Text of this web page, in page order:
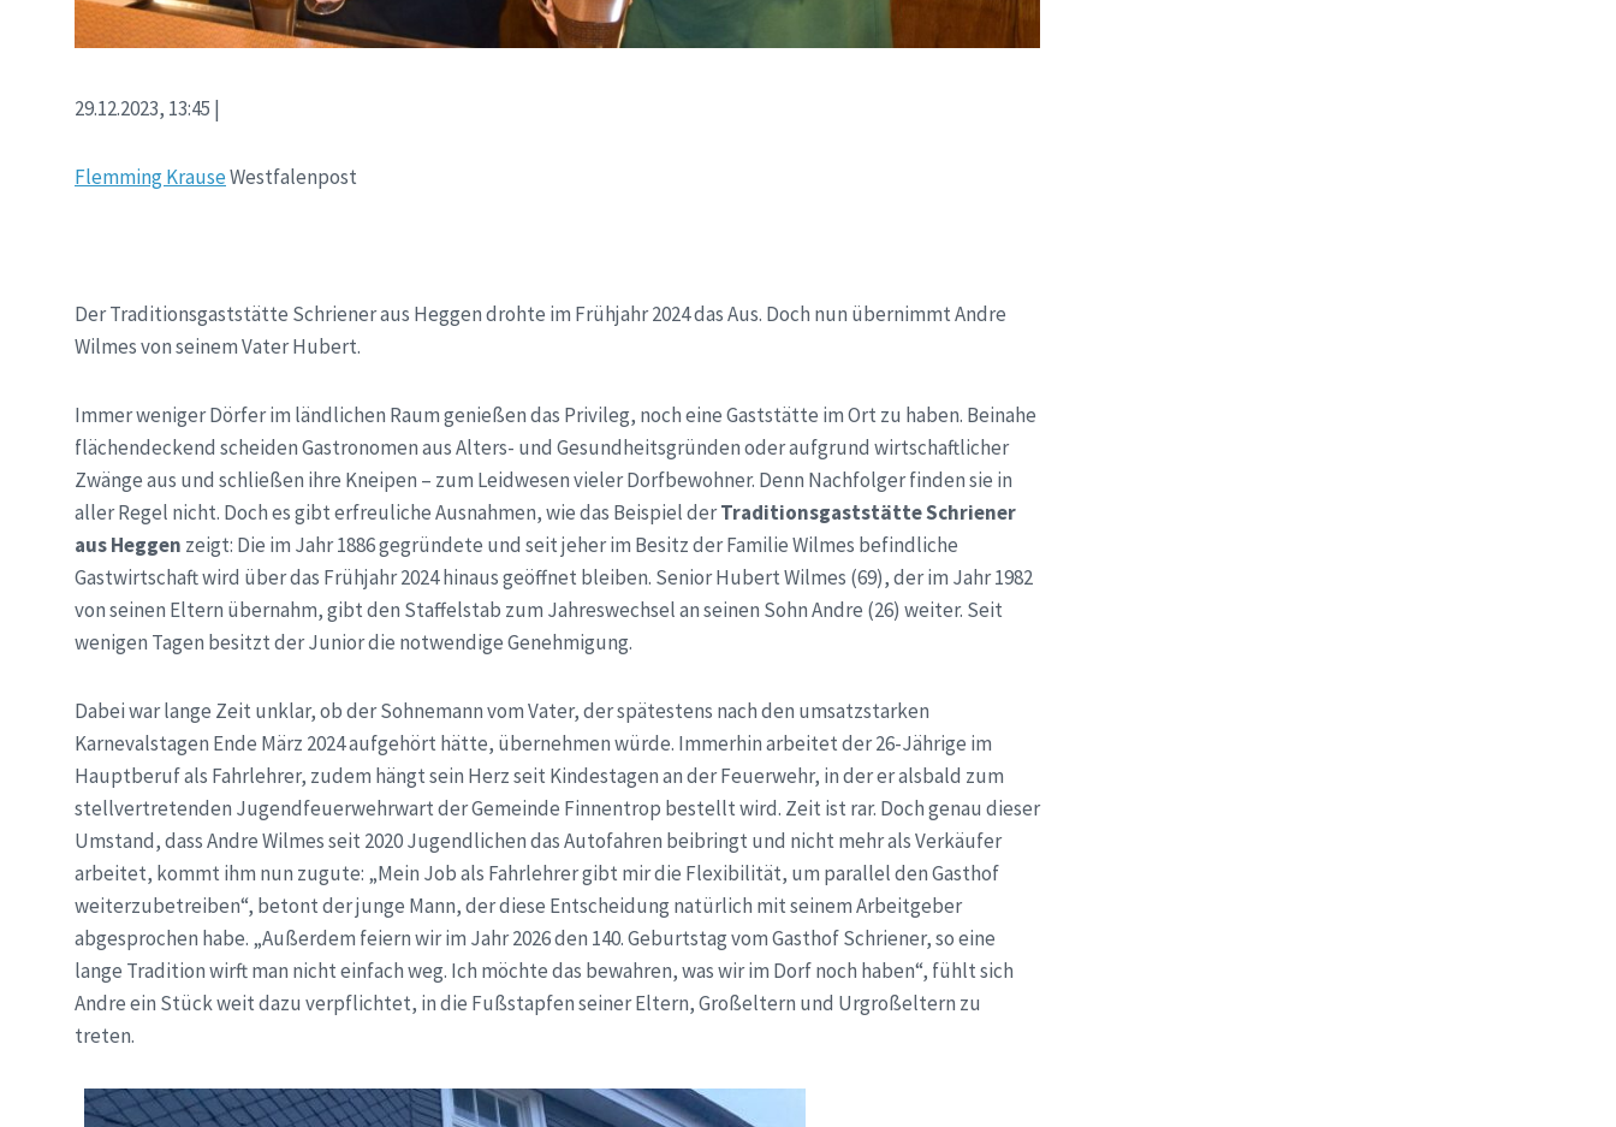
29.12.2023, 13:45 |
Flemming KrauseWestfalenpost
Der Traditionsgaststätte Schriener aus Heggen drohte im Frühjahr 2024 das Aus. Doch nun übernimmt Andre
Wilmes von seinem Vater Hubert.
Immer weniger Dörfer im ländlichen Raum genießen das Privileg, noch eine Gaststätte im Ort zu haben. Beinahe
flächendeckend scheiden Gastronomen aus Alters- und Gesundheitsgründen oder aufgrund wirtschaftlicher
Zwänge aus und schließen ihre Kneipen – zum Leidwesen vieler Dorfbewohner. Denn Nachfolger finden sie in
aller Regel nicht. Doch es gibt erfreuliche Ausnahmen, wie das Beispiel derTraditionsgaststätte Schriener
aus Heggen zeigt: Die im Jahr 1886 gegründete und seit jeher im Besitz der Familie Wilmes befindliche
Gastwirtschaft wird über das Frühjahr 2024 hinaus geöffnet bleiben. Senior Hubert Wilmes (69), der im Jahr 1982
von seinen Eltern übernahm, gibt den Staffelstab zum Jahreswechsel an seinen Sohn Andre (26) weiter. Seit
wenigen Tagen besitzt der Junior die notwendige Genehmigung.
Dabei war lange Zeit unklar, ob der Sohnemann vom Vater, der spätestens nach den umsatzstarken
Karnevalstagen Ende März 2024 aufgehört hätte, übernehmen würde. Immerhin arbeitet der 26-Jährige im
Hauptberuf als Fahrlehrer, zudem hängt sein Herz seit Kindestagen an der Feuerwehr, in der er alsbald zum
stellvertretenden Jugendfeuerwehrwart der Gemeinde Finnentrop bestellt wird. Zeit ist rar. Doch genau dieser
Umstand, dass Andre Wilmes seit 2020 Jugendlichen das Autofahren beibringt und nicht mehr als Verkäufer
arbeitet, kommt ihm nun zugute: „Mein Job als Fahrlehrer gibt mir die Flexibilität, um parallel den Gasthof
weiterzubetreiben“, betont der junge Mann, der diese Entscheidung natürlich mit seinem Arbeitgeber
abgesprochen habe. „Außerdem feiern wir im Jahr 2026 den 140. Geburtstag vom Gasthof Schriener, so eine
lange Tradition wirft man nicht einfach weg. Ich möchte das bewahren, was wir im Dorf noch haben“, fühlt sich
Andre ein Stück weit dazu verpflichtet, in die Fußstapfen seiner Eltern, Großeltern und Urgroßeltern zu
treten.